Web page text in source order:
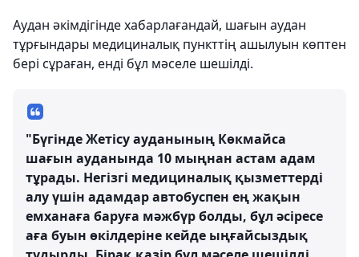
Аудан әкімдігінде хабарлағандай, шағын аудан
тұрғындары медициналық пункттің ашылуын көптен
бері сұраған, енді бұл мәселе шешілді.
"Бүгінде Жетісу ауданының Көкмайса
шағын ауданында 10 мыңнан астам адам
тұрады. Негізгі медициналық қызметтерді
алу үшін адамдар автобуспен ең жақын
емханаға баруға мәжбүр болды, бұл әсіресе
аға буын өкілдеріне кейде ыңғайсыздық